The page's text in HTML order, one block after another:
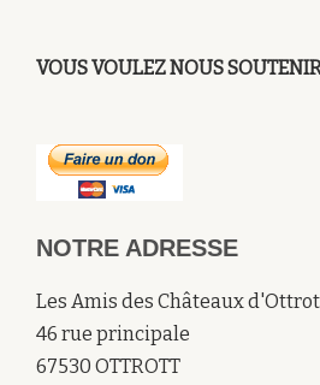
VOUS VOULEZ NOUS
NOTRE ADRESSE
Les Amis des Châteaux
46 rue principale
67530 OTTROTT